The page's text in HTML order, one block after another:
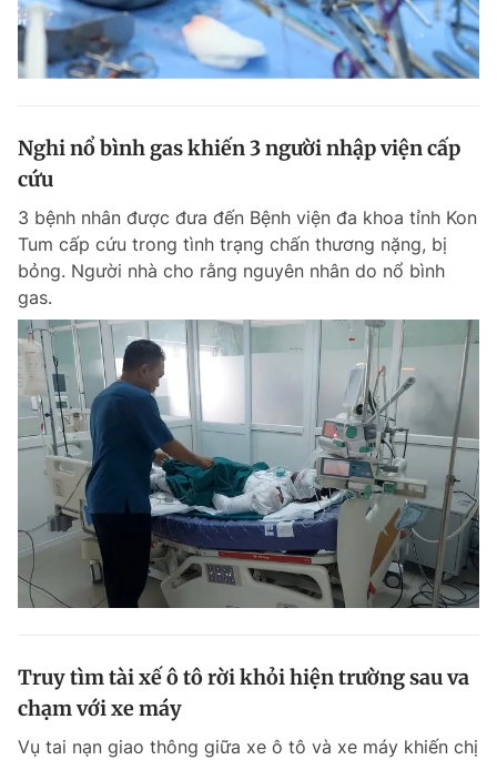
Nghi nổ bình gas khiến 3 người nhập viện cấp
cứu
3 bệnh nhân được đưa đến Bệnh viện đa khoa tỉnh Kon
Tum cấp cứu trong tình trạng chấn thương nặng, bị
bỏng. Người nhà cho rằng nguyên nhân do nổ bình
gas.
Truy tìm tài xế ô tô rời khỏi hiện trường sau va
chạm với xe máy
Vụ tai nạn giao thông giữa xe ô tô và xe máy khiến chị